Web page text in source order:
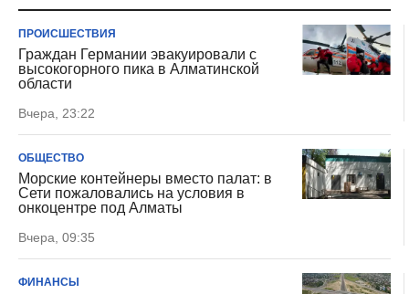
ПРОИСШЕСТВИЯ
Граждан Германии эвакуировали с
высокогорного пика в Алматинской
области
Вчера, 23:22
ОБЩЕСТВО
Морские контейнеры вместо палат: в
Сети пожаловались на условия в
онкоцентре под Алматы
Вчера, 09:35
ФИНАНСЫ